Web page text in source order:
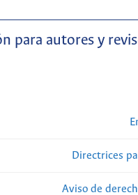
para autores y
Directrices
Aviso de